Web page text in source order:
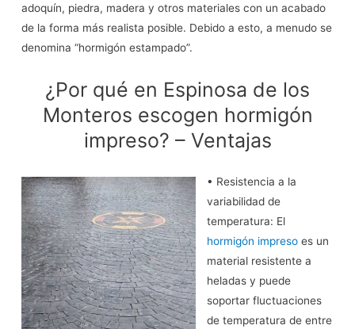
adoquín, piedra, madera y otros materiales con un acabado
de la forma más realista posible. Debido a esto, a menudo se
denomina “hormigón estampado”.
¿Por qué en Espinosa de los
Monteros escogen hormigón
impreso? – Ventajas
• Resistencia a la
variabilidad de
temperatura: El
hormigón impreso es un
material resistente a
heladas y puede
soportar fluctuaciones
de temperatura de entre